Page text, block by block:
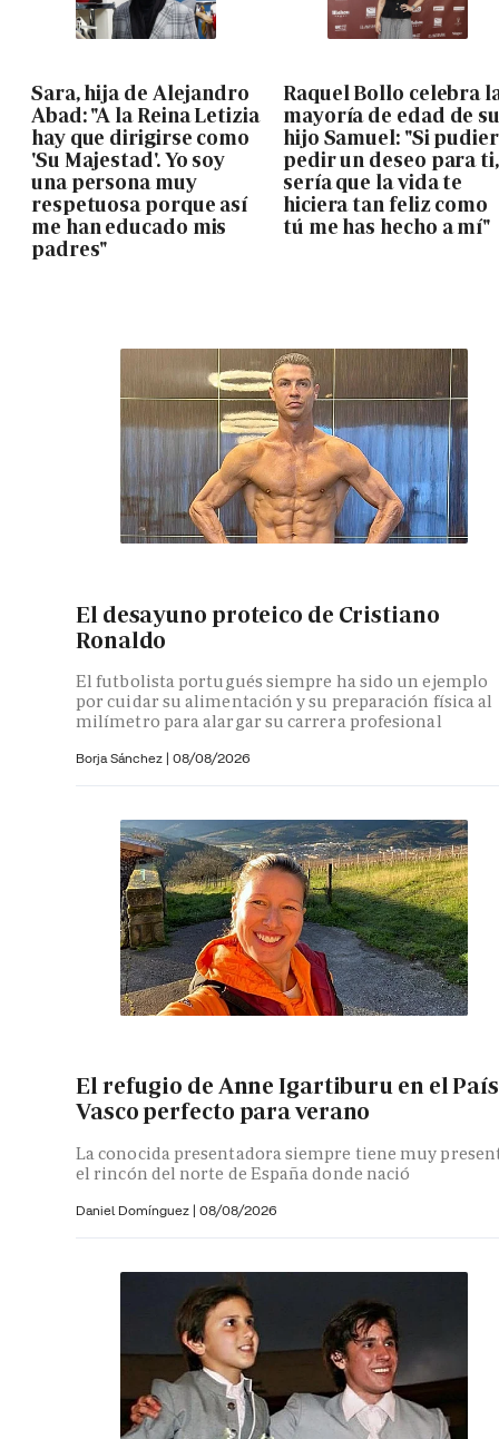
Sara, hija de Alejandro
Abad: "A la Reina Letizia
hay que dirigirse como
'Su Majestad'. Yo soy
una persona muy
respetuosa porque así
me han educado mis
padres"
Raquel Bollo celebra
mayoría de edad de
hijo Samuel: "Si
pedir un deseo para ti,
sería que la vida te
hiciera tan feliz como
tú me has hecho a mí"
El desayuno proteico de Cristiano
Ronaldo
El futbolista portugués siempre ha sido un ejemplo
por cuidar su alimentación y su preparación física al
milímetro para alargar su carrera profesional
Borja Sánchez | 08/08/2026
El refugio de Anne Igartiburu en el País
Vasco perfecto para verano
La conocida presentadora siempre tiene muy
el rincón del norte de España donde nació
Daniel Domínguez | 08/08/2026